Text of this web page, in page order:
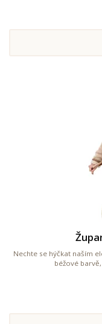
Nechte se hýčkat naším
béžové